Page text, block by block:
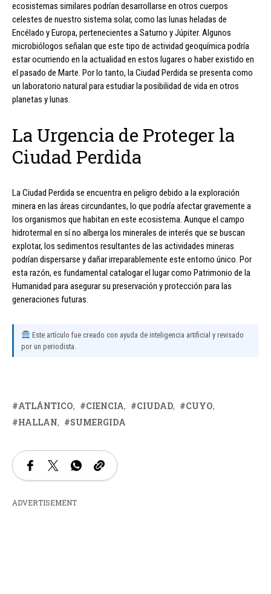
ecosistemas similares podrían desarrollarse en otros cuerpos
celestes de nuestro sistema solar, como las lunas heladas de
Encélado y Europa, pertenecientes a Saturno y Júpiter. Algunos
microbiólogos señalan que este tipo de actividad geoquímica podría
estar ocurriendo en la actualidad en estos lugares o haber existido en
el pasado de Marte. Por lo tanto, la Ciudad Perdida se presenta como
un laboratorio natural para estudiar la posibilidad de vida en otros
planetas y lunas.
La Urgencia de Proteger la
Ciudad Perdida
La Ciudad Perdida se encuentra en peligro debido a la exploración
minera en las áreas circundantes, lo que podría afectar gravemente a
los organismos que habitan en este ecosistema. Aunque el campo
hidrotermal en sí no alberga los minerales de interés que se buscan
explotar, los sedimentos resultantes de las actividades mineras
podrían dispersarse y dañar irreparablemente este entorno único. Por
esta razón, es fundamental catalogar el lugar como Patrimonio de la
Humanidad para asegurar su preservación y protección para las
generaciones futuras.
Este artículo fue creado con ayuda de inteligencia artificial y revisado
por un periodista.
ATLÁNTICO CIENCIA CIUDAD
CUYO
HALLAN
SUMERGIDA
ADVERTISEMENT